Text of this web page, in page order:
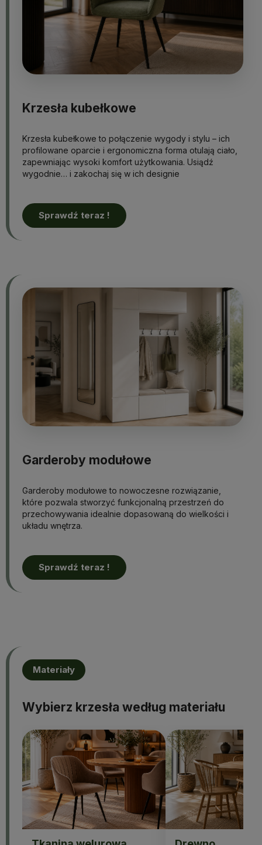
Krzesła kubełkowe
Krzesła kubełkowe to połączenie wygody i stylu – ich
profilowane oparcie i ergonomiczna forma otulają ciało,
zapewniając wysoki komfort użytkowania. Usiądź
wygodnie… i zakochaj się w ich designie
Sprawdź teraz !
Garderoby modułowe
Garderoby modułowe to nowoczesne rozwiązanie,
które pozwala stworzyć funkcjonalną przestrzeń do
przechowywania idealnie dopasowaną do wielkości i
układu wnętrza.
Sprawdź teraz !
Materiały
Wybierz krzesła według materiału